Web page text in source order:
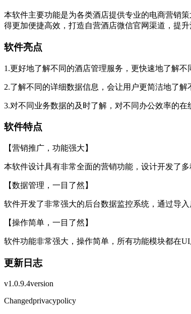
本软件主要功能是为各类酒店提供专业的电商营销
得更加便捷高效，打造自营酒店微信官网渠道，提升
软件亮点
1.更好地了解不同的酒店管理服务，更快速地了解不
2.了解不同的详细数据信息，会让用户更简洁地了解
3.对不同业务数据的及时了解，对不同办公效率的在
软件特点
【营销推广，功能强大】
本软件设计具有非常全面的营销功能，设计开发了
【数据管理，一目了然】
软件开发了非常强大的后台数据监控系统，通过导
【操作简单，一目了然】
软件功能非常强大，操作简单，所有功能模块都在
更新日志
v1.0.9.4version
Changedprivacypolicy